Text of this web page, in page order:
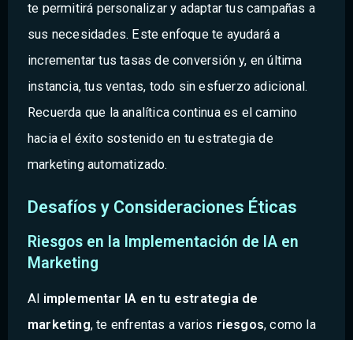
te permitirá personalizar y adaptar tus campañas a
sus necesidades. Este enfoque te ayudará a
incrementar tus tasas de conversión y, en última
instancia, tus ventas, todo sin esfuerzo adicional.
Recuerda que la analítica continua es el camino
hacia el éxito sostenido en tu estrategia de
marketing automatizado.
Desafíos y Consideraciones Éticas
Riesgos en la Implementación de IA en
Marketing
Al implementar IA en tu estrategia de
marketing, te enfrentas a varios riesgos, como la